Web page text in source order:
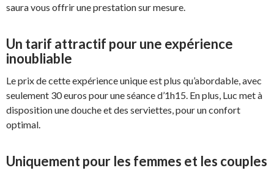
saura vous offrir une prestation sur mesure.
Un tarif attractif pour une expérience
inoubliable
Le prix de cette expérience unique est plus qu’abordable, avec
seulement 30 euros pour une séance d’1h15. En plus, Luc met à
disposition une douche et des serviettes, pour un confort
optimal.
Uniquement pour les femmes et les couples